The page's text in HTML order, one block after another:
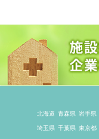
北海道 青森県 岩手県
埼玉県 千葉県 東京都